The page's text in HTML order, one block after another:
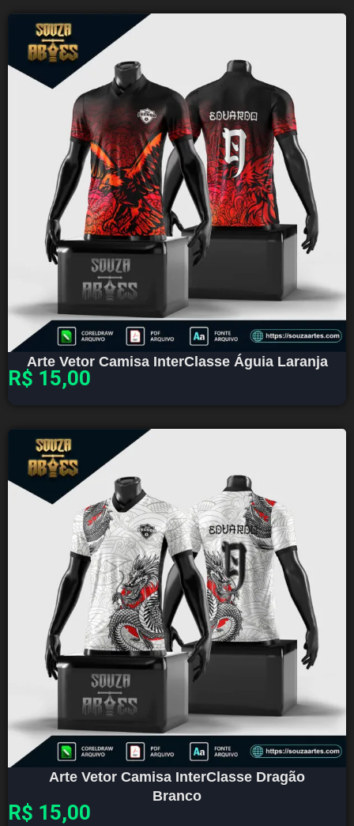
Arte Vetor Camisa InterClasse Águia Laranja
R$ 15,00
Arte Vetor Camisa InterClasse Dragão
Branco
R$ 15,00